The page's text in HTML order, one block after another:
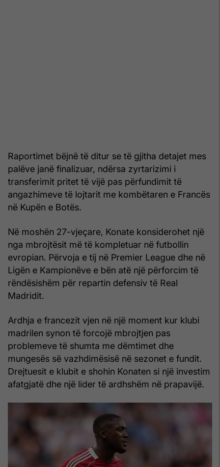
Raportimet bëjnë të ditur se të gjitha detajet mes
palëve janë finalizuar, ndërsa zyrtarizimi i
transferimit pritet të vijë pas përfundimit të
angazhimeve të lojtarit me kombëtaren e Francës
në Kupën e Botës.
Në moshën 27-vjeçare, Konate konsiderohet një
nga mbrojtësit më të kompletuar në futbollin
evropian. Përvoja e tij në Premier League dhe në
Ligën e Kampionëve e bën atë një përforcim të
rëndësishëm për repartin defensiv të Real
Madridit.
Ardhja e francezit vjen në një moment kur klubi
madrilen synon të forcojë mbrojtjen pas
problemeve të shumta me dëmtimet dhe
mungesës së vazhdimësisë në sezonet e fundit.
Drejtuesit e klubit e shohin Konaten si një investim
afatgjatë dhe një lider të ardhshëm në prapavijë.